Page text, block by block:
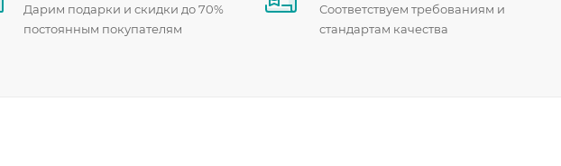
Дарим подарки и скидки до 70%
постоянным покупателям
Соответствуем требованиям и
стандартам качества